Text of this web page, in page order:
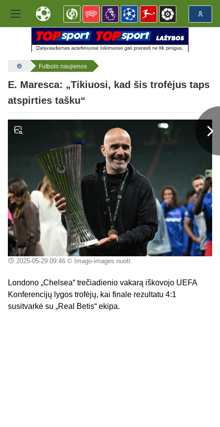
Futbolo naujienos
E. Maresca: „Tikiuosi, kad šis trofėjus taps
atspirties tašku“
2025-05-29 09:46© Imago-images nuotr.
Londono „Chelsea“ trečiadienio vakarą iškovojo UEFA
Konferencijų lygos trofėjų, kai finale rezultatu 4:1
susitvarkė su „Real Betis“ ekipa.